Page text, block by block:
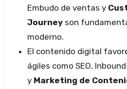
Embudo de ventas y
Journeyson
moderno.
El contenido digital
ágiles como SEO,
y Marketing de